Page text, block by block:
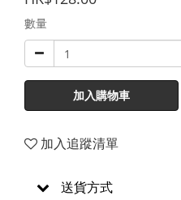
數量
加入購物車
加入追蹤清單
送貨方式